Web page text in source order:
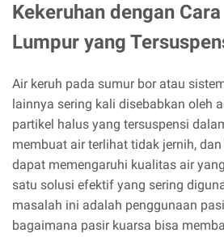
Kekeruhan dengan
Lumpur yang
Air keruh pada sumur bor atau
lainnya sering kali disebabkan oleh
partikel halus yang tersuspensi
membuat air terlihat tidak jernih,
dapat memengaruhi kualitas air
satu solusi efektif yang sering
masalah ini adalah penggunaan
bagaimana pasir kuarsa bisa